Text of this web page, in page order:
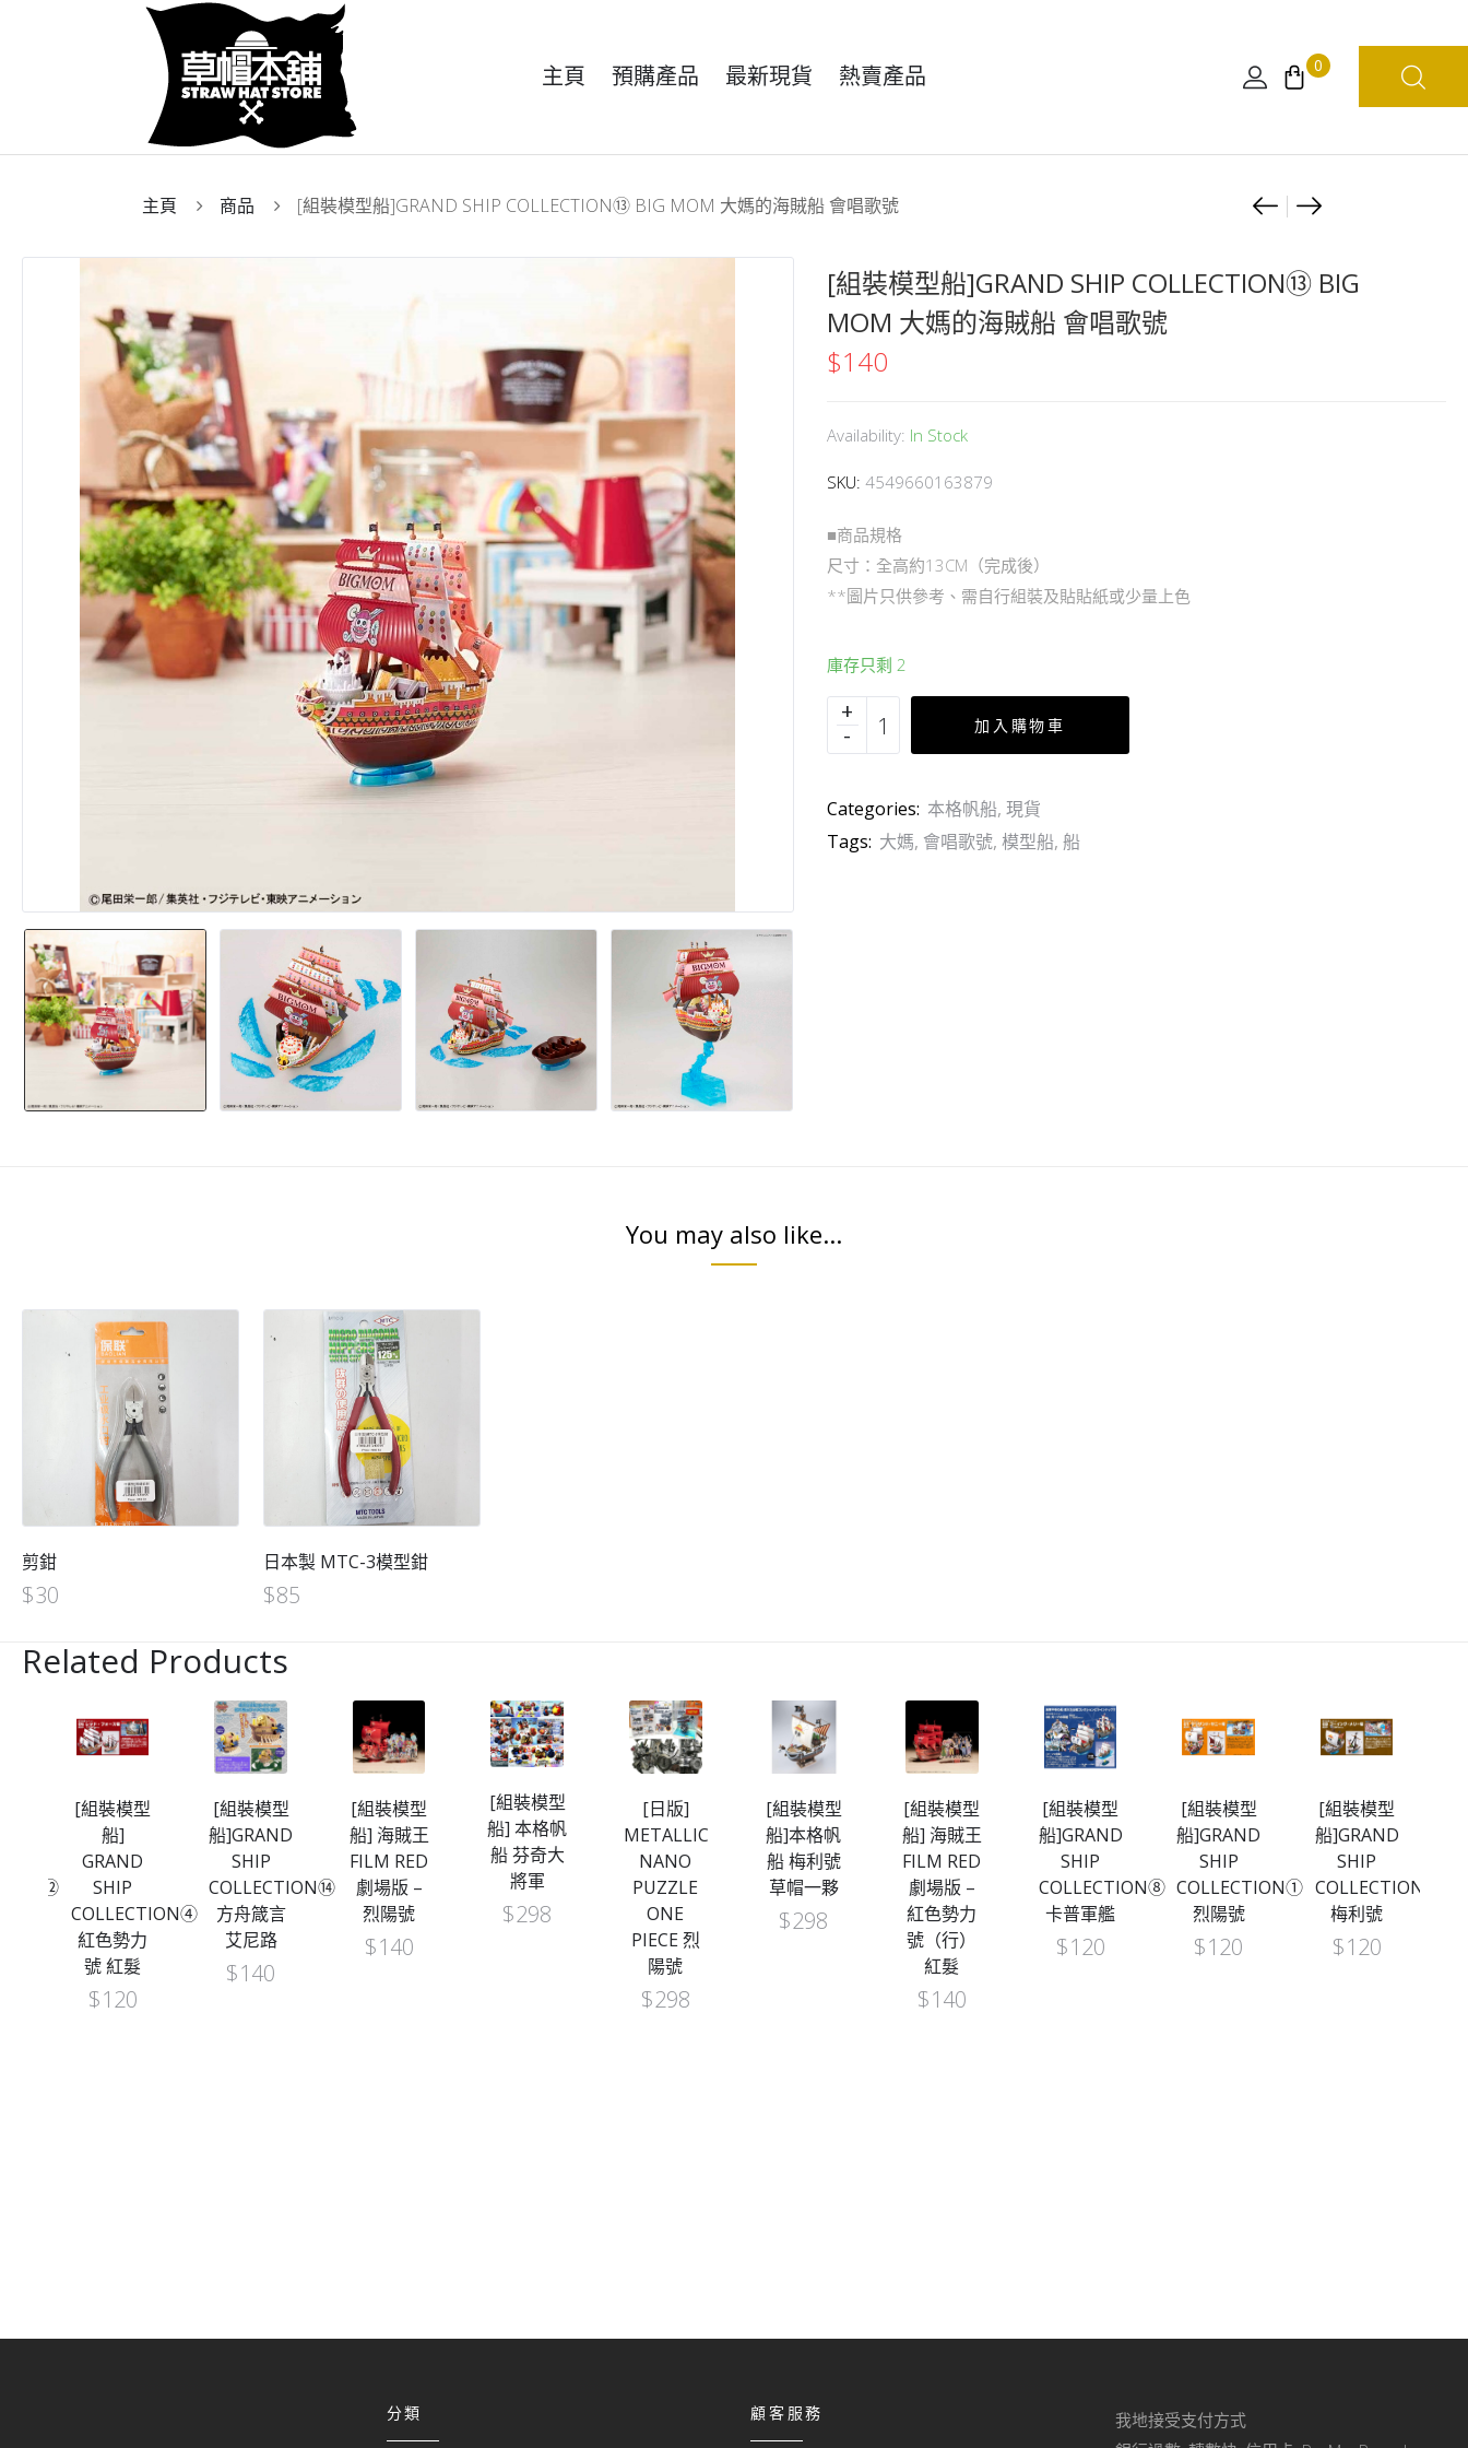
主頁 預購產品 最新現貨 熱賣產品 0
主頁 商品 [組裝模型船]GRAND SHIP COLLECTION⑬ BIG MOM 大媽的海賊船 會唱歌號
Product
[組
模
型
[組
模
型
[組裝模型船]GRAND SHIP COLLECTION⑬ BIG
MOM 大媽的海賊船 會唱歌號
$140
Availability: In Stock
SKU: 4549660163879
■商品規格
尺寸：全高約13CM（完成後）
**圖片只供參考、需自行組裝及貼貼紙或少量上色
庫存只剩 2
加入購物車
Categories: 本格帆船, 現貨
Tags: 大媽, 會唱歌號, 模型船, 船
You may also like...
剪鉗
$30
日本製 MTC-3模型鉗
$85
Related Products
[組裝模型
船]GRAND
SHIP
COLLECTION⑭
方舟箴言
艾尼路
$140
[組裝模型
船] 海賊王
FILM RED
劇場版 –
烈陽號
$140
[組裝模型
船] 本格帆
船 芬奇大
將軍
$298
[日版]
METALLIC
NANO
PUZZLE
ONE
[組裝模型
船]本格帆
船 梅利號
草帽一夥
$298
[組裝模型
船] 海賊王
FILM RED
劇場版 –
紅色勢力
[組裝模型
船]GRAND
SHIP
COLLECTION⑧
卡普軍艦
$ 120
[組裝模型
船]GRAND
SHIP
COLLECTION①
烈陽號
$120
[組裝模型
船]GRAND
SHIP
COLLECTION③
梅利號
$120
[組裝模型
船]GRAND
SHIP
COLLECTION
梅利號 -
Netflix
分類 顧客服務
我地接受支付方式